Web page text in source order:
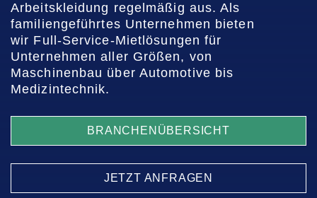
Arbeitskleidung regelmäßig aus. Als
familiengeführtes Unternehmen bieten
wir Full-Service-Mietlösungen für
Unternehmen aller Größen, von
Maschinenbau über Automotive bis
Medizintechnik.
BRANCHENÜBERSICHT
JETZT ANFRAGEN